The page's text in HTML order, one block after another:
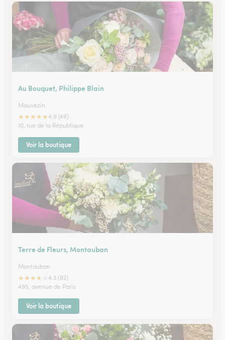
Au Bouquet, Philippe Blain
Mauvezin
★★★★★4.9 (49)
10, rue de la République
Voir la boutique
Terre de Fleurs, Montauban
Montauban
★★★★
4.3 (92)
495, avenue de Paris
Voir la boutique